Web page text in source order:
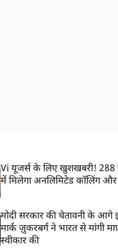
Vi यूजर्स के लिए खुशखबरी!
में मिलेगा अनलिमिटेड कॉलिंग और
मोदी सरकार की चेतावनी के आगे
मार्क ज़ुकरबर्ग ने भारत से मांगी
स्वीकार की